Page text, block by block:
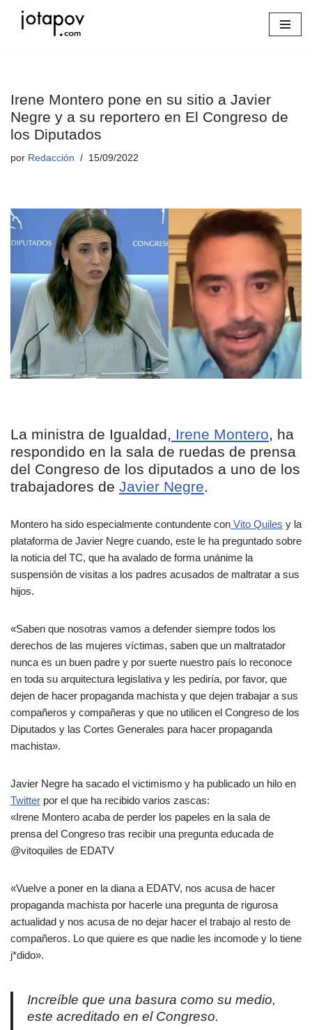
Irene Montero pone en su sitio a Javier
Negre y a su reportero en El Congreso de
los Diputados
por Redacción 15/09/2022
La ministra de Igualdad, Irene Montero, ha
respondido en la sala de ruedas de prensa
del Congreso de los diputados a uno de los
trabajadores de Javier Negre.
Montero ha sido especialmente contundente con Vito Quiles y la
plataforma de Javier Negre cuando, este le ha preguntado sobre
la noticia del TC, que ha avalado de forma unánime la
suspensión de visitas a los padres acusados de maltratar a sus
hijos.
«Saben que nosotras vamos a defender siempre todos los
derechos de las mujeres víctimas, saben que un maltratador
nunca es un buen padre y por suerte nuestro país lo reconoce
en toda su arquitectura legislativa y les pediría, por favor, que
dejen de hacer propaganda machista y que dejen trabajar a sus
compañeros y compañeras y que no utilicen el Congreso de los
Diputados y las Cortes Generales para hacer propaganda
machista».
Javier Negre ha sacado el victimismo y ha publicado un hilo en
Twitter por el que ha recibido varios zascas:
«Irene Montero acaba de perder los papeles en la sala de
prensa del Congreso tras recibir una pregunta educada de
@vitoquiles de EDATV
«Vuelve a poner en la diana a EDATV, nos acusa de hacer
propaganda machista por hacerle una pregunta de rigurosa
actualidad y nos acusa de no dejar hacer el trabajo al resto de
compañeros. Lo que quiere es que nadie les incomode y lo tiene
j*dido».
Increíble que una basura como su medio,
este acreditado en el Congreso.